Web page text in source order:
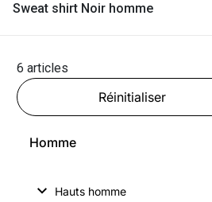
Sweat shirt Noir homme
6 articles
Réinitialiser
Homme
Hauts homme